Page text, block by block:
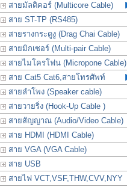
สายมัลติคอร์ (Multicore Cable)
สาย ST-TP (RS485)
สายรางกระดูงู (Drag Chai Cable)
สายมิกเซอร์ (Multi-pair Cable)
สายไมโครโฟน (Micropone Cable)
สาย Cat5 Cat6,สายโทรศัพท์
สายลำโพง (Speaker cable)
สายวายริ่ง (Hook-Up Cable )
สายสัญญาณ (Audio/Video Cable)
สาย HDMI (HDMI Cable)
สาย VGA (VGA Cable)
สาย USB
สายไฟ VCT,VSF,THW,CVV,NYY